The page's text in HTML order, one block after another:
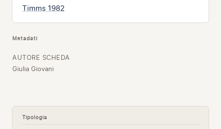
Timms 1982
Metadati
AUTORE SCHEDA
Giulia Giovani
Tipologia